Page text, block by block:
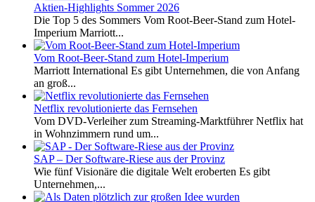
Aktien-Highlights Sommer 2026
Die Top 5 des Sommers Vom Root-Beer-Stand zum Hotel-
Imperium Marriott...
Vom Root-Beer-Stand zum Hotel-Imperium
Marriott International Es gibt Unternehmen, die von Anfang
an groß...
Netflix revolutionierte das Fernsehen
Vom DVD-Verleiher zum Streaming-Marktführer Netflix hat
in Wohnzimmern rund um...
SAP – Der Software-Riese aus der Provinz
Wie fünf Visionäre die digitale Welt eroberten Es gibt
Unternehmen,...